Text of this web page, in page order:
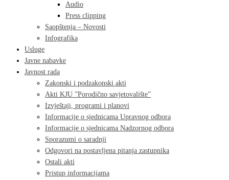
Audio
Press clipping
Saopštenja – Novosti
Infografika
Usluge
Javne nabavke
Javnost rada
Zakonski i podzakonski akti
Akti KJU ”Porodično savjetovalište”
Izvještaji, programi i planovi
Informacije o sjednicama Upravnog odbora
Informacije o sjednicama Nadzornog odbora
Sporazumi o saradnji
Odgovori na postavljena pitanja zastupnika
Ostali akti
Pristup informacijama